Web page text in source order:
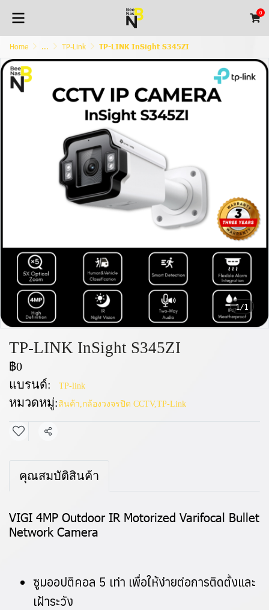
0
Home ... TP-Link TP-LINK InSight S345ZI
1/1
TP-LINK InSight S345ZI
฿0
แบรนด์:
TP-link
หมวดหมู่: สินค้า,กล้องวงจรปิด CCTV,TP-Link
แชร์
คุณสมบัติสินค้า
VIGI 4MP Outdoor IR Motorized Varifocal Bullet
Network Camera
ซูมออปติคอล 5 เท่า เพื่อให้ง่ายต่อการติดตั้งและ
เฝ้าระวัง